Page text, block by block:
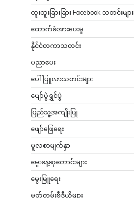
ထူးထူးခြားခြား Facebook သတင်းများ
ထောက်ခံအားပေးမှု
နိုင်ငံတကာသတင်း
ပညာပေး
ပေါ်ပြူလာသတင်းများ
ပျော်ပွဲရွှင်ပွဲ
ပြည်သူ့အကျိုးပြု
ဖျော်ဖြေရေး
မူလစာမျက်နှာ
မွေးနေ့ဆုတောင်းများ
မွေးမြူရေး
မှတ်တမ်းဗီဒီယိုများ